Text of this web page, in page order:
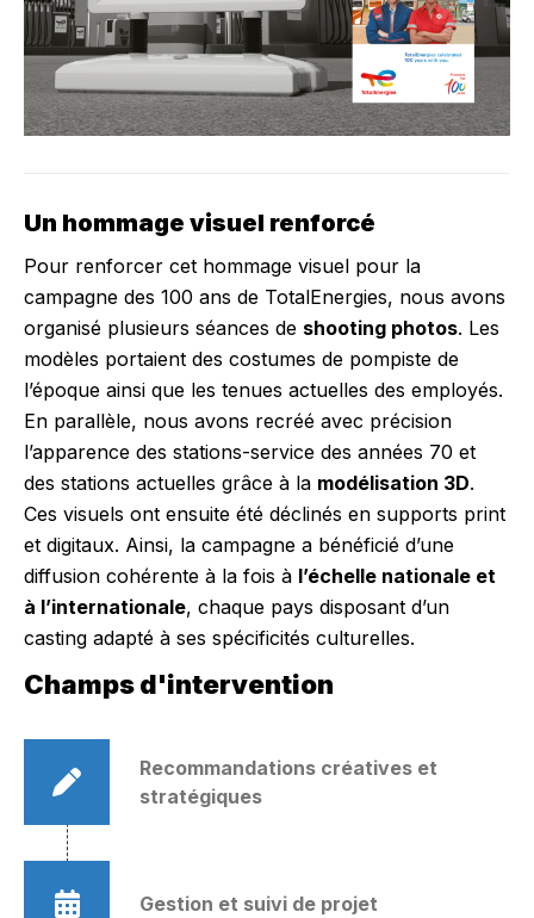
Un hommage visuel renforcé
Pour renforcer cet hommage visuel pour la
campagne des 100 ans de TotalEnergies, nous avons
organisé plusieurs séances de shooting photos. Les
modèles portaient des costumes de pompiste de
l’époque ainsi que les tenues actuelles des employés.
En parallèle, nous avons recréé avec précision
l’apparence des stations-service des années 70 et
des stations actuelles grâce à la modélisation 3D.
Ces visuels ont ensuite été déclinés en supports print
et digitaux. Ainsi, la campagne a bénéficié d’une
diffusion cohérente à la fois à l’échelle nationale et
à l’internationale, chaque pays disposant d’un
casting adapté à ses spécificités culturelles.
Champs d'intervention
Recommandations créatives et
stratégiques
Gestion et suivi de projet